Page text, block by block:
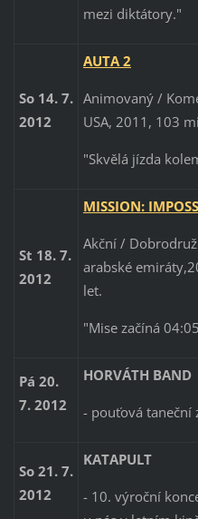
mezi diktátory."
So 14. 7.
2012
AUTA 2
Animovaný /
USA, 2011, 103
"Skvělá jízda
St 18. 7.
2012
MISSION:
Akční /
arabské
let.
"Mise začíná
Pá 20.
7. 2012
HORVÁTH BAND
- pouťová taneční
So 21. 7.
2012
KATAPULT
- 10. výroční